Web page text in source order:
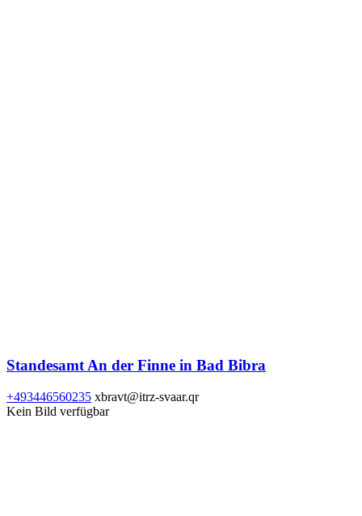
Standesamt An der Finne in Bad Bibra
+493446560235 xbravt@itrz-svaar.qr
Kein Bild verfügbar